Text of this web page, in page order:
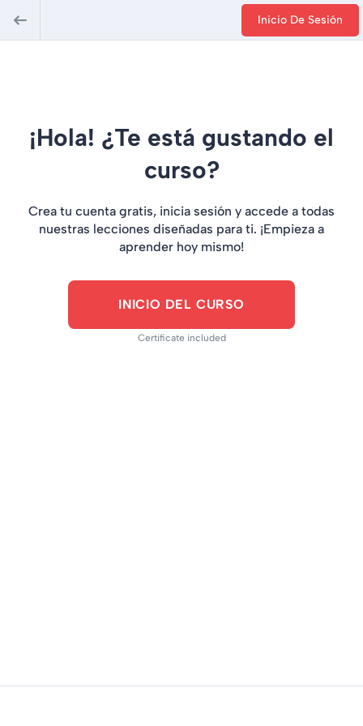
Inicio De Sesión
¡Hola! ¿Te está gustando el
curso?
Crea tu cuenta gratis, inicia sesión y accede a todas
nuestras lecciones diseñadas para ti. ¡Empieza a
aprender hoy mismo!
INICIO DEL CURSO
Certificate included